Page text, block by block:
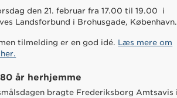
den 21. februar fra 17.00 til 19.00 i
Landsforbund i Brohusgade, København.
tilmelding er en god idé. Læs mere om
år herhjemme
bragte Frederiksborg Amtsavis i